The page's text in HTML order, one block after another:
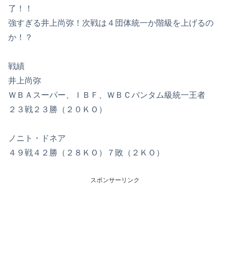
了！！
強すぎる井上尚弥！次戦は４団体統一か階級を上げるの
か！？
戦績
井上尚弥
ＷＢＡスーパー、ＩＢＦ、ＷＢＣバンタム級統一王者
２３戦２３勝（２０ＫＯ）
ノニト・ドネア
４９戦４２勝（２８ＫＯ）７敗（２ＫＯ）
スポンサーリンク